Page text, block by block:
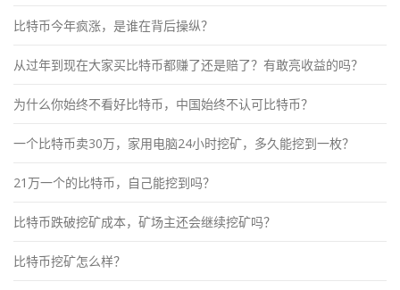
比特币今年疯涨，是谁在背后操纵？
从过年到现在大家买比特币都赚了还是赔了？有敢亮收益的吗？
为什么你始终不看好比特币，中国始终不认可比特币？
一个比特币卖30万，家用电脑24小时挖矿，多久能挖到一枚？
21万一个的比特币，自己能挖到吗？
比特币跌破挖矿成本，矿场主还会继续挖矿吗？
比特币挖矿怎么样？